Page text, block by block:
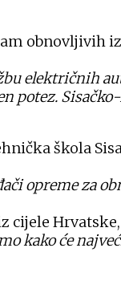
obnovljivih
električnih
potez.
škola
opreme za
cijele
kako će